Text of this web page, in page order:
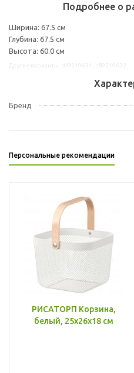
Подробнее о
Ширина: 67.5 см
Глубина: 67.5 см
Высота: 60.0 см
Бренд
Персональные рекомендации
РИСАТОРП Корзина,
белый, 25x26x18 см